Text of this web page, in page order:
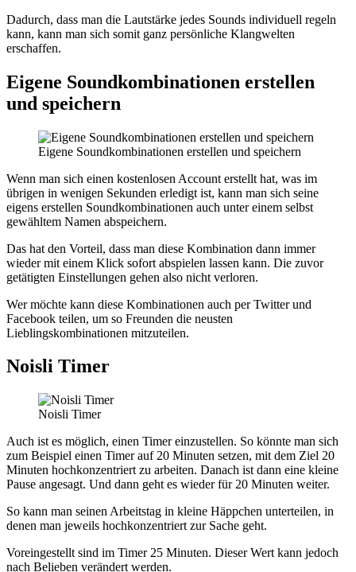
Dadurch, dass man die Lautstärke jedes Sounds individuell regeln
kann, kann man sich somit ganz persönliche Klangwelten
erschaffen.
Eigene Soundkombinationen erstellen
und speichern
Eigene Soundkombinationen erstellen und speichern
Wenn man sich einen kostenlosen Account erstellt hat, was im
übrigen in wenigen Sekunden erledigt ist, kann man sich seine
eigens erstellen Soundkombinationen auch unter einem selbst
gewähltem Namen abspeichern.
Das hat den Vorteil, dass man diese Kombination dann immer
wieder mit einem Klick sofort abspielen lassen kann. Die zuvor
getätigten Einstellungen gehen also nicht verloren.
Wer möchte kann diese Kombinationen auch per Twitter und
Facebook teilen, um so Freunden die neusten
Lieblingskombinationen mitzuteilen.
Noisli Timer
Noisli Timer
Auch ist es möglich, einen Timer einzustellen. So könnte man sich
zum Beispiel einen Timer auf 20 Minuten setzen, mit dem Ziel 20
Minuten hochkonzentriert zu arbeiten. Danach ist dann eine kleine
Pause angesagt. Und dann geht es wieder für 20 Minuten weiter.
So kann man seinen Arbeitstag in kleine Häppchen unterteilen, in
denen man jeweils hochkonzentriert zur Sache geht.
Voreingestellt sind im Timer 25 Minuten. Dieser Wert kann jedoch
nach Belieben verändert werden.